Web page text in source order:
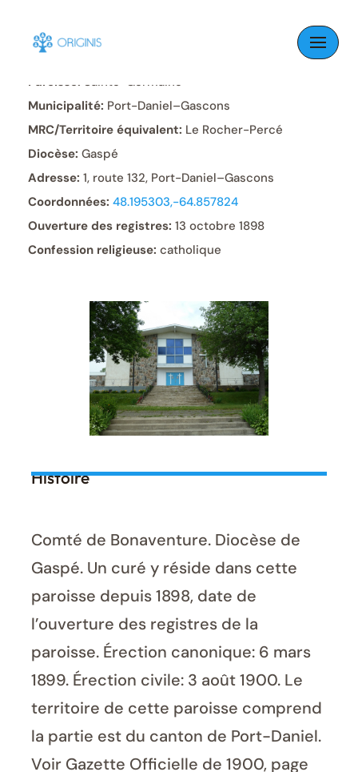
Skip
content
Paroisse: Sainte-Germaine
Municipalité: Port-Daniel–Gascons
MRC/Territoire équivalent: Le Rocher-Percé
Diocèse: Gaspé
Adresse: 1, route 132, Port-Daniel–Gascons
Coordonnées: 48.195303,-64.857824
Ouverture des registres: 13 octobre 1898
Confession religieuse: catholique
Histoire
Comté de Bonaventure. Diocèse de
Gaspé. Un curé y réside dans cette
paroisse depuis 1898, date de
l’ouverture des registres de la
paroisse. Érection canonique: 6 mars
1899. Érection civile: 3 août 1900. Le
territoire de cette paroisse comprend
la partie est du canton de Port-Daniel.
Voir Gazette Officielle de 1900, page